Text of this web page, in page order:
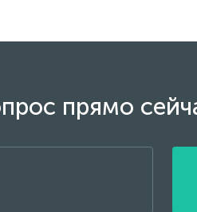
прямо